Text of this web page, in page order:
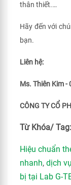
thân thiết.…
Hãy đến với
bạn.
Liên hệ:
Ms. Thiên Kim -
CÔNG TY CỔ
Từ Khóa/ Tag:
Hiệu chuẩn
nhanh, dịch
bị tại Lab G-